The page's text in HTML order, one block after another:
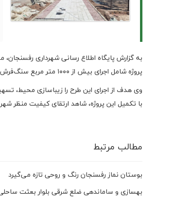
به گزارش پایگاه اطلاع رسانی شهرداری
پروژه شامل اجرای بیش از ۱۰۰۰ متر مربع سنگ‌فرش و ۵۲۰ متر جدول‌گذاری به‌منظور بهینه‌سازی مسیرها و محوطه‌سازی است.
وی هدف از اجرای این طرح را زیباسازی محیط،
با تکمیل این پروژه، شاهد ارتقای کیفیت منظر
مطالب مرتبط
بوستان نماز رفسنجان رنگ و روحی تازه می‌گیرد
بهسازی و ساماندهی ضلع شرقی بلوار بعثت